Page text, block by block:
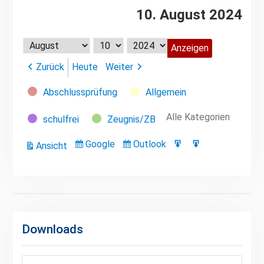
10. August 2024
Monat
Tag
Jahr
Zurück
Heute
Weiter
Kategorien
Abschlussprüfung Allgemein
schulfrei Zeugnis/ZB Alle Kategorien
Ansicht ausdrucken
Eintragen
Google
Eintragen
Outlook
Google-
Downloads